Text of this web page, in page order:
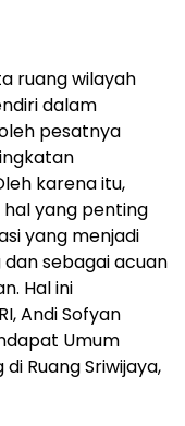
ruang wilayah
dalam
pesatnya
karena itu,
yang penting
yang menjadi
sebagai acuan
Hal ini
Andi Sofyan
Umum
Ruang Sriwijaya,